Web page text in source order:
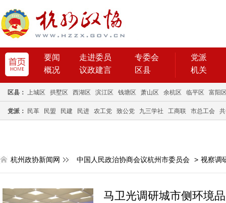
要闻 走进委员
专委会
概况
议政建言 区县
党派
机关
区县： 上城区 拱墅区 西湖区 滨江区 钱塘区 萧山区 余杭区 临平区 富阳
党派： 民革 民盟 民建 民进 农工党 致公党 九三学社 工商联 市总工会
杭州政协新闻网 中国人民政治协商会议杭州市委员会 > 视察调
马卫光调研城市侧环境